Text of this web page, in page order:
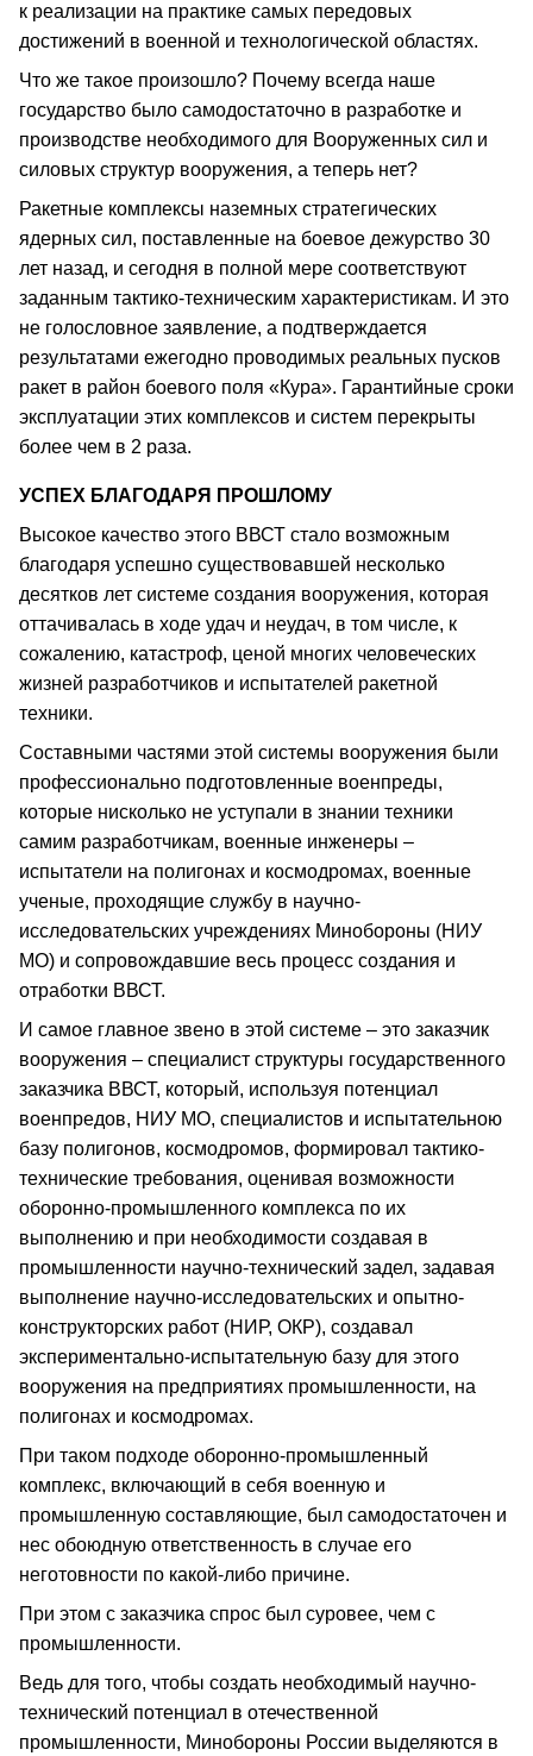
к реализации на практике самых передовых
достижений в военной и технологической областях.
Что же такое произошло? Почему всегда наше
государство было самодостаточно в разработке и
производстве необходимого для Вооруженных сил и
силовых структур вооружения, а теперь нет?
Ракетные комплексы наземных стратегических
ядерных сил, поставленные на боевое дежурство 30
лет назад, и сегодня в полной мере соответствуют
заданным тактико-техническим характеристикам. И это
не голословное заявление, а подтверждается
результатами ежегодно проводимых реальных пусков
ракет в район боевого поля «Кура». Гарантийные сроки
эксплуатации этих комплексов и систем перекрыты
более чем в 2 раза.
УСПЕХ БЛАГОДАРЯ ПРОШЛОМУ
Высокое качество этого ВВСТ стало возможным
благодаря успешно существовавшей несколько
десятков лет системе создания вооружения, которая
оттачивалась в ходе удач и неудач, в том числе, к
сожалению, катастроф, ценой многих человеческих
жизней разработчиков и испытателей ракетной
техники.
Составными частями этой системы вооружения были
профессионально подготовленные военпреды,
которые нисколько не уступали в знании техники
самим разработчикам, военные инженеры –
испытатели на полигонах и космодромах, военные
ученые, проходящие службу в научно-
исследовательских учреждениях Минобороны (НИУ
МО) и сопровождавшие весь процесс создания и
отработки ВВСТ.
И самое главное звено в этой системе – это заказчик
вооружения – специалист структуры государственного
заказчика ВВСТ, который, используя потенциал
военпредов, НИУ МО, специалистов и испытательною
базу полигонов, космодромов, формировал тактико-
технические требования, оценивая возможности
оборонно-промышленного комплекса по их
выполнению и при необходимости создавая в
промышленности научно-технический задел, задавая
выполнение научно-исследовательских и опытно-
конструкторских работ (НИР, ОКР), создавал
экспериментально-испытательную базу для этого
вооружения на предприятиях промышленности, на
полигонах и космодромах.
При таком подходе оборонно-промышленный
комплекс, включающий в себя военную и
промышленную составляющие, был самодостаточен и
нес обоюдную ответственность в случае его
неготовности по какой-либо причине.
При этом с заказчика спрос был суровее, чем с
промышленности.
Ведь для того, чтобы создать необходимый научно-
технический потенциал в отечественной
промышленности, Минобороны России выделяются в